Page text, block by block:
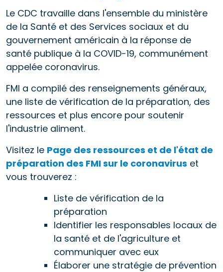
Le CDC travaille dans l'ensemble du ministère
de la Santé et des Services sociaux et du
gouvernement américain à la réponse de
santé publique à la COVID-19, communément
appelée coronavirus.
FMI a compilé des renseignements généraux,
une liste de vérification de la préparation, des
ressources et plus encore pour soutenir
l'industrie aliment.
Visitez le Page des ressources et de l'état de
préparation des FMI sur le coronavirus et
vous trouverez :
Liste de vérification de la
préparation
Identifier les responsables locaux de
la santé et de l'agriculture et
communiquer avec eux
Élaborer une stratégie de prévention